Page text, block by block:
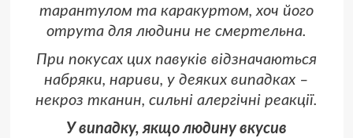
тарантулом та каракуртом, хоч його
отрута для людини не смертельна.
При покусах цих павуків відзначаються
набряки, нариви, у деяких випадках –
некроз тканин, сильні алергічні реакції.
У випадку, якщо людину вкусив